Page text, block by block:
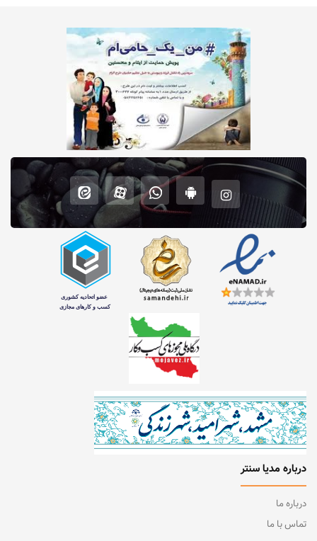
درباره مدیا سنتر
درباره ما
تماس با ما